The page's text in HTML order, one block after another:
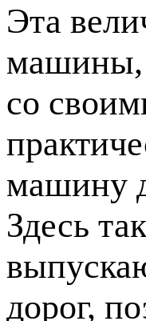
Эта
машины,
со
машину
Здесь
дорог,